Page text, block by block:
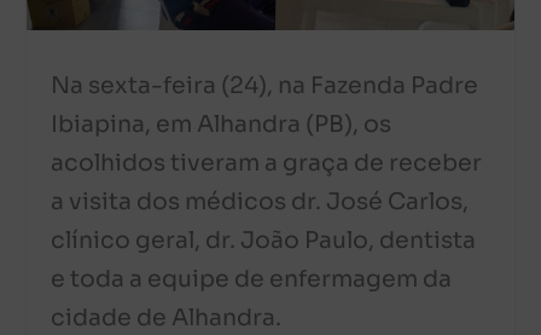
Na sexta-feira (24), na Fazenda Padre
Ibiapina, em Alhandra (PB), os
acolhidos tiveram a graça de receber
a visita dos médicos dr. José Carlos,
clínico geral, dr. João Paulo, dentista
e toda a equipe de enfermagem da
cidade de Alhandra.